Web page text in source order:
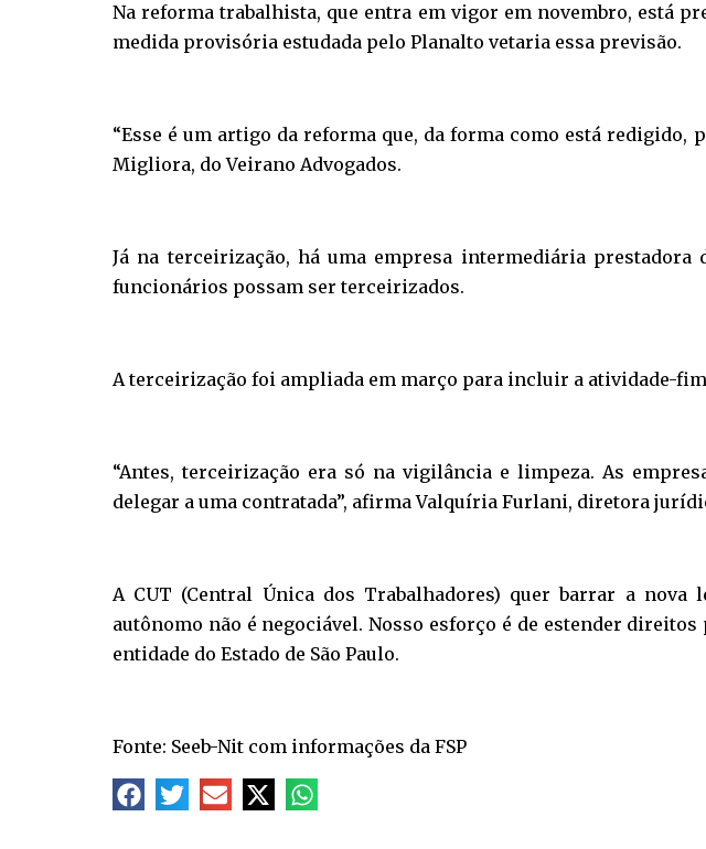
Na reforma trabalhista, que entra em vigor em novembro, está
medida provisória estudada pelo Planalto vetaria essa previsão.
“Esse é um artigo da reforma que, da forma como está redigido,
Migliora, do Veirano Advogados.
Já na terceirização, há uma empresa intermediária
funcionários possam ser terceirizados.
A terceirização foi ampliada em março para incluir a atividade-
“Antes, terceirização era só na vigilância e limpeza. As
delegar a uma contratada”, afirma Valquíria Furlani, diretora
A CUT (Central Única dos Trabalhadores) quer barrar a
autônomo não é negociável. Nosso esforço é de estender
entidade do Estado de São Paulo.
Fonte: Seeb-Nit com informações da FSP